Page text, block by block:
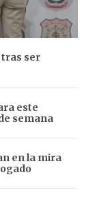
tras ser
este
semana
en la mira